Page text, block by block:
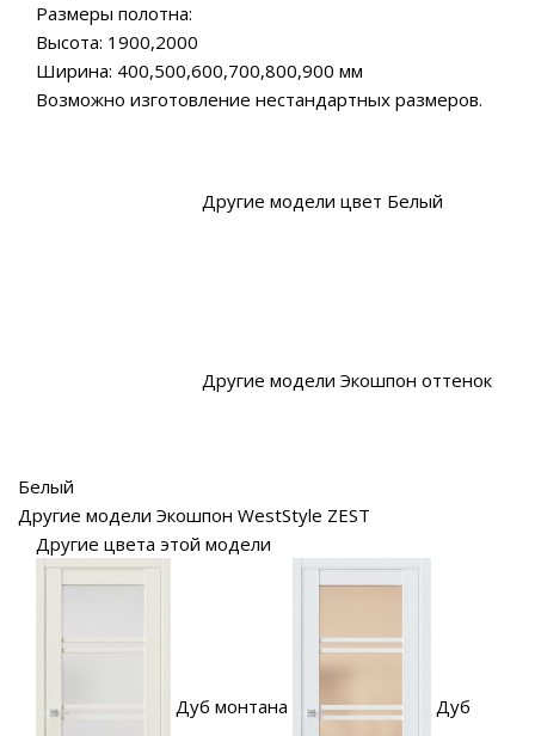
Размеры полотна:
Высота: 1900,2000
Ширина: 400,500,600,700,800,900 мм
Возможно изготовление нестандартных размеров.
Другие модели цвет Белый
Другие модели Экошпон оттенок
Белый
Другие модели Экошпон WestStyle ZEST
Другие цвета этой модели
Дуб монтана Дуб